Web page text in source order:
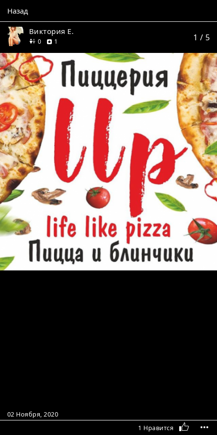
Назад
Виктория Е.
0друзей
1 1 / 5
02 Ноября, 2020
1 Нравится